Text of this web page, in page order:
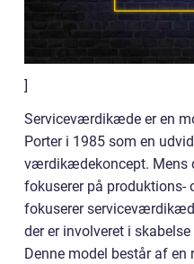
]
Serviceværdikæde er en
Porter i 1985 som en
værdikædekoncept.
fokuserer på produktions-
fokuserer
der er involveret i
Denne model består af